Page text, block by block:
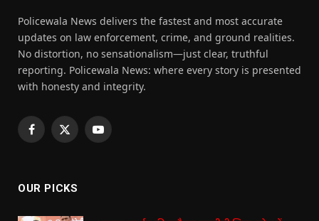
Policewala News delivers the fastest and most accurate
updates on law enforcement, crime, and ground realities.
No distortion, no sensationalism—just clear, truthful
reporting. Policewala News: where every story is presented
with honesty and integrity.
Facebook
X
YouTube
OUR PICKS